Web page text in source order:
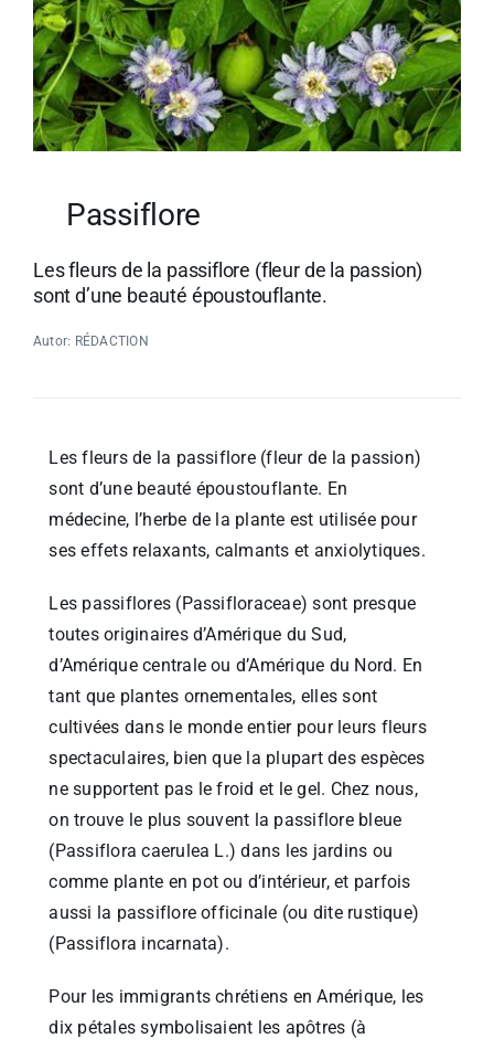
Passiflore
Les fleurs de la passiflore (fleur de la passion)
sont d’une beauté époustouflante.
Autor: RÉDACTION
Les fleurs de la passiflore (fleur de la passion)
sont d’une beauté époustouflante. En
médecine, l’herbe de la plante est utilisée pour
ses effets relaxants, calmants et anxiolytiques.
Les passiflores (Passifloraceae) sont presque
toutes originaires d’Amérique du Sud,
d’Amérique centrale ou d’Amérique du Nord. En
tant que plantes ornementales, elles sont
cultivées dans le monde entier pour leurs fleurs
spectaculaires, bien que la plupart des espèces
ne supportent pas le froid et le gel. Chez nous,
on trouve le plus souvent la passiflore bleue
(Passiflora caerulea L.) dans les jardins ou
comme plante en pot ou d’intérieur, et parfois
aussi la passiflore officinale (ou dite rustique)
(Passiflora incarnata).
Pour les immigrants chrétiens en Amérique, les
dix pétales symbolisaient les apôtres (à